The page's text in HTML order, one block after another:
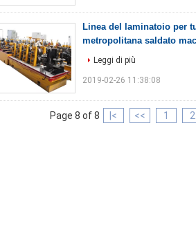
Linea del laminatoio per
metropolitana saldato
Leggi di più
2019-02-26 11:38:08
Page 8 of 8 |< << 1 2